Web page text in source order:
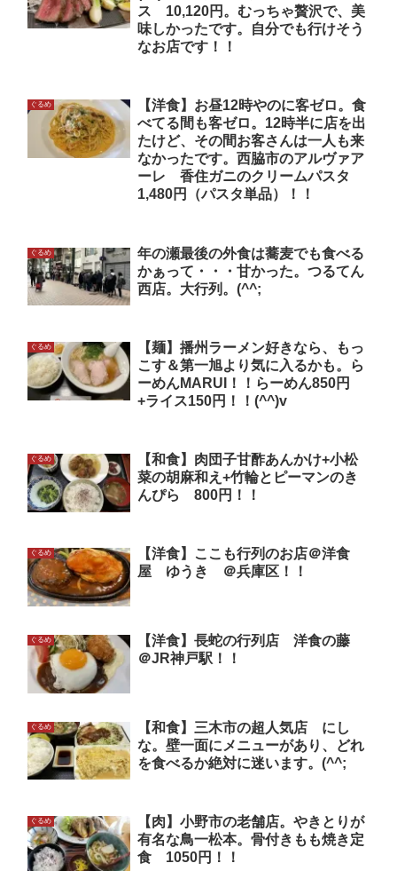
ス 10,120円。むっちゃ贅沢で、美
味しかったです。自分でも行けそう
なお店です！！
ぐるめ
【洋食】お昼12時やのに客ゼロ。食
べてる間も客ゼロ。12時半に店を出
たけど、その間お客さんは一人も来
なかったです。西脇市のアルヴァア
ーレ 香住ガニのクリームパスタ
1,480円（パスタ単品）！！
ぐるめ
年の瀬最後の外食は蕎麦でも食べる
かぁって・・・甘かった。つるてん
西店。大行列。(^^;
ぐるめ
【麺】播州ラーメン好きなら、もっ
こす＆第一旭より気に入るかも。ら
ーめんMARUI！！らーめん850円
+ライス150円！！(^^)v
ぐるめ
【和食】肉団子甘酢あんかけ+小松
菜の胡麻和え+竹輪とピーマンのき
んぴら 800円！！
ぐるめ
【洋食】ここも行列のお店＠洋食
屋 ゆうき ＠兵庫区！！
ぐるめ
【洋食】長蛇の行列店 洋食の藤
＠JR神戸駅！！
ぐるめ
【和食】三木市の超人気店 にし
な。壁一面にメニューがあり、どれ
を食べるか絶対に迷います。(^^;
ぐるめ
【肉】小野市の老舗店。やきとりが
有名な鳥一松本。骨付きもも焼き定
食 1050円！！